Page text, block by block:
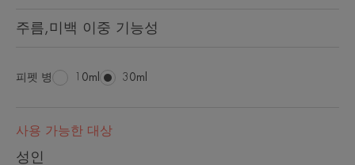
주름,미백 이중 기능성
피펫 병
피
10ml
피
30ml
사용 가능한 대상
성인